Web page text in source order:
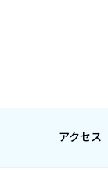
アクセス